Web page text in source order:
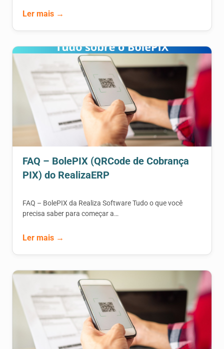
Ler mais →
FAQ – BolePIX (QRCode de Cobrança
PIX) do RealizaERP
FAQ – BolePIX da Realiza Software Tudo o que você
precisa saber para começar a…
Ler mais →